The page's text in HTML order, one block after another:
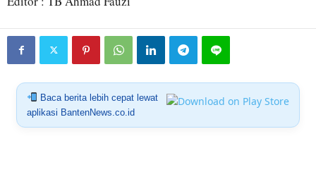
Baca berita lebih cepat lewat
aplikasi BantenNews.co.id